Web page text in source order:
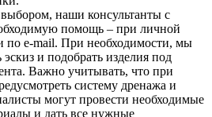
наши консультанты с
помощь – при личной
по e-mail. При необходимости, мы
и подобрать изделия под
Важно учитывать, что при
систему дренажа и
могут провести необходимые
и дать все нужные